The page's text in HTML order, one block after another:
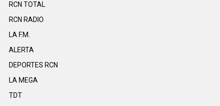
RCN TOTAL
RCN RADIO
LA F.M.
ALERTA
DEPORTES RCN
LA MEGA
TDT